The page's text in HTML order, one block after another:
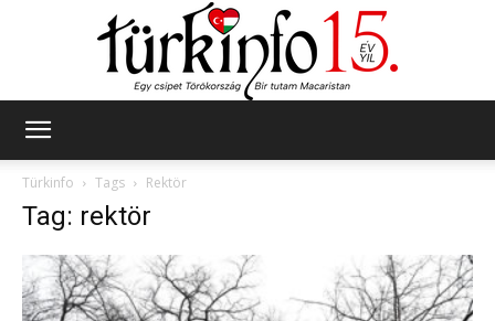
Türkinfo
Tags Rektör
Tag: rektör